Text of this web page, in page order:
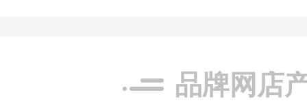
品牌网店